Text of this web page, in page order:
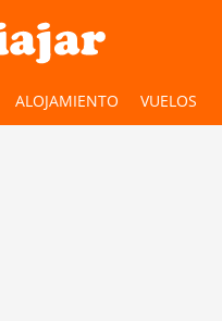
ALOJAMIENTO VUELOS